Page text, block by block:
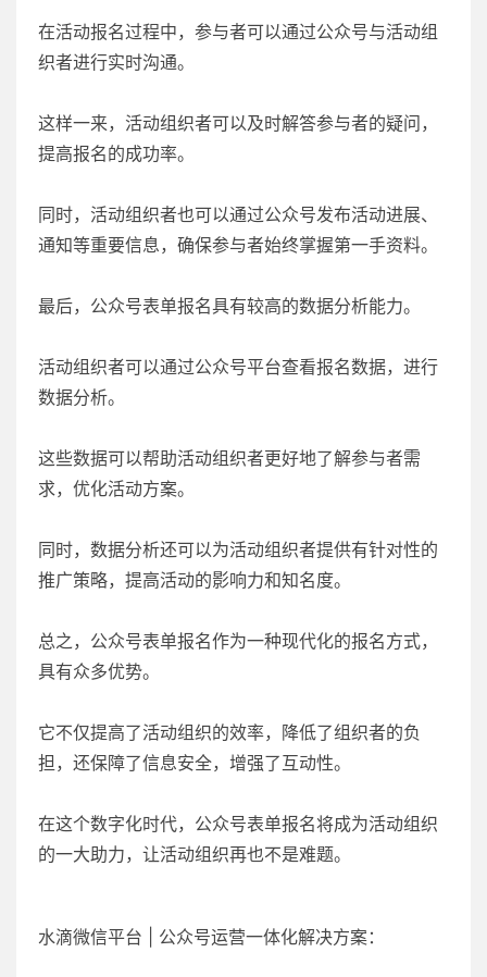
在活动报名过程中，参与者可以通过公众号与活动组
织者进行实时沟通。
这样一来，活动组织者可以及时解答参与者的疑问，
提高报名的成功率。
同时，活动组织者也可以通过公众号发布活动进展、
通知等重要信息，确保参与者始终掌握第一手资料。
最后，公众号表单报名具有较高的数据分析能力。
活动组织者可以通过公众号平台查看报名数据，进行
数据分析。
这些数据可以帮助活动组织者更好地了解参与者需
求，优化活动方案。
同时，数据分析还可以为活动组织者提供有针对性的
推广策略，提高活动的影响力和知名度。
总之，公众号表单报名作为一种现代化的报名方式，
具有众多优势。
它不仅提高了活动组织的效率，降低了组织者的负
担，还保障了信息安全，增强了互动性。
在这个数字化时代，公众号表单报名将成为活动组织
的一大助力，让活动组织再也不是难题。
水滴微信平台 | 公众号运营一体化解决方案：